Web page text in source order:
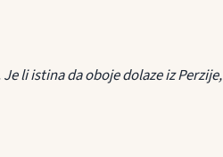
li istina da oboje dolaze iz